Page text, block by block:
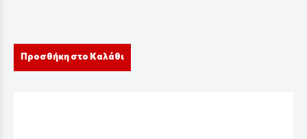
Προσθήκη στο Καλάθι